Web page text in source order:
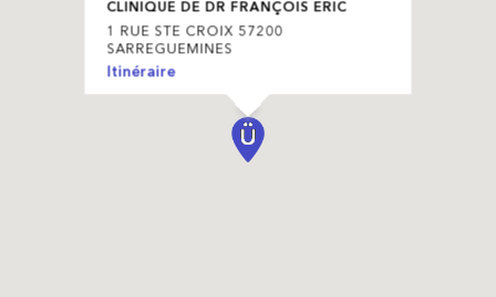
CLINIQUE DE DR FRANÇOIS ERIC
1 RUE STE CROIX 57200
SARREGUEMINES
Itinéraire